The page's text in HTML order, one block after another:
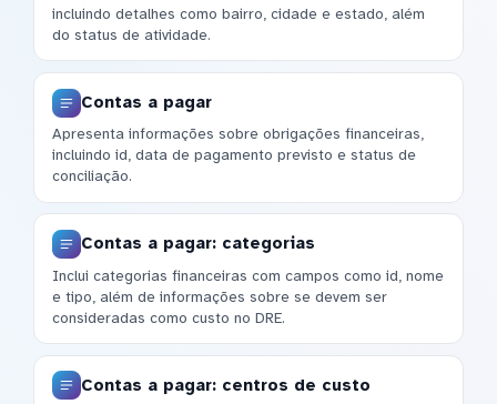
incluindo detalhes como bairro, cidade e estado, além
do status de atividade.
Contas a pagar
Apresenta informações sobre obrigações financeiras,
incluindo id, data de pagamento previsto e status de
conciliação.
Contas a pagar: categorias
Inclui categorias financeiras com campos como id, nome
e tipo, além de informações sobre se devem ser
consideradas como custo no DRE.
Contas a pagar: centros de custo